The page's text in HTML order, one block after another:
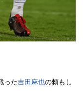
った吉田麻也の頼もし